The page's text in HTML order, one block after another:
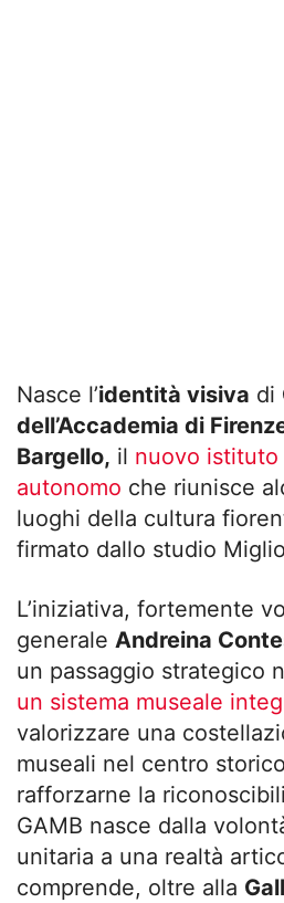
Nasce l’identità visiva di
dell’Accademia di
Bargello, il nuovo istituto
autonomo che riunisce
luoghi della cultura
firmato dallo studio
L’iniziativa, fortemente
generale Andreina
un passaggio strategico
un sistema museale
valorizzare una
museali nel centro
rafforzarne la
GAMB nasce dalla
unitaria a una realtà
comprende, oltre alla